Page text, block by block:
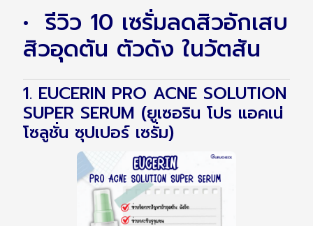
• รีวิว 10 เซรั่มลดสิวอักเสบ
สิวอุดตัน ตัวดัง ในวัตสัน
1. EUCERIN PRO ACNE SOLUTION
SUPER SERUM (ยูเซอริน โปร แอคเน่
โซลูชั่น ซุปเปอร์ เซรั่ม)